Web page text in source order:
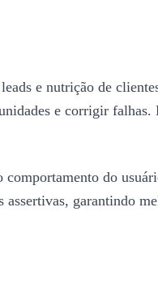
e nutrição de
e corrigir falhas.
do
garantindo